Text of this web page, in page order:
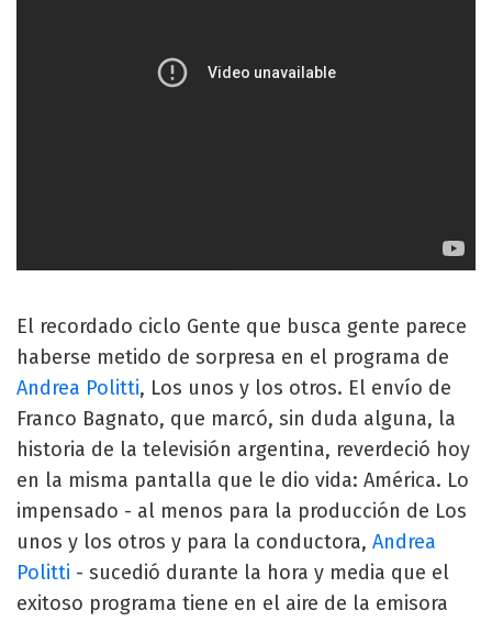
El recordado ciclo Gente que busca gente parece
haberse metido de sorpresa en el programa de
Andrea Politti, Los unos y los otros. El envío de
Franco Bagnato, que marcó, sin duda alguna, la
historia de la televisión argentina, reverdeció hoy
en la misma pantalla que le dio vida: América. Lo
impensado - al menos para la producción de Los
unos y los otros y para la conductora, Andrea
Politti - sucedió durante la hora y media que el
exitoso programa tiene en el aire de la emisora